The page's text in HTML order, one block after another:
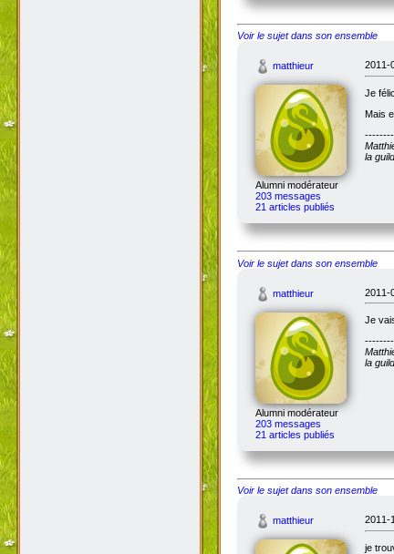
Voir le sujet dans son ensemble
matthieur
Alumni modérateur
203 messages
21 articles publiés
2011-
Je
Mais
la
Voir le sujet dans son ensemble
matthieur
Alumni modérateur
203 messages
21 articles publiés
2011-
Je
la
Voir le sujet dans son ensemble
matthieur 2011-
je